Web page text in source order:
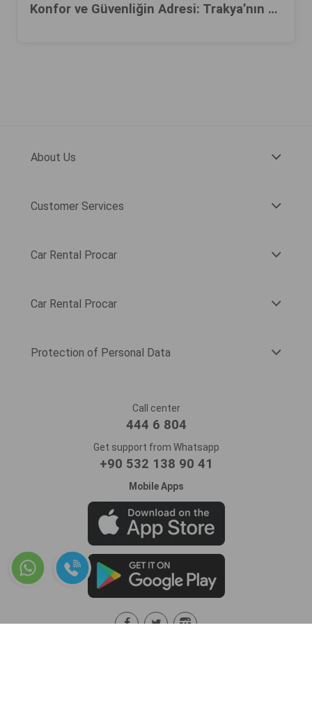
Konfor ve Güvenliğin Adresi: Trakya’nın Kurumsal Araç Kiralama Lideri PROCAR
About Us
Customer Services
Car Rental Procar
Car Rental Procar
Protection of Personal Data
Call center
444 6 804
Get support from Whatsapp
+90 532 138 90 41
Mobile Apps